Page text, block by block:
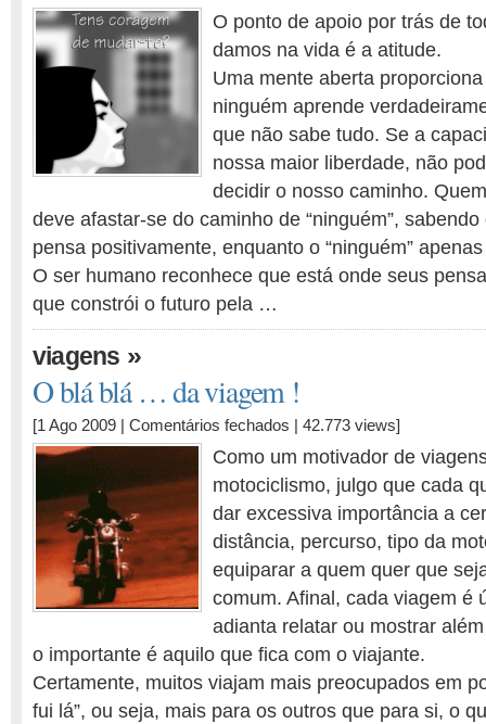
para
mudar!
O ponto de apoio por trás de
damos na vida é a atitude.
Uma mente aberta
ninguém aprende
que não sabe tudo. Se a
nossa maior liberdade, não
decidir o nosso caminho.
deve afastar-se do caminho de “ninguém”, sabendo
pensa positivamente, enquanto o “ninguém”
O ser humano reconhece que está onde seus
que constrói o futuro pela …
viagens »
O blá blá … da viagem !
[1 Ago 2009 | Comentários fechados em
blá
blá
…
| 42.773 views]
Como um motivador de
motociclismo, julgo que cada
dar excessiva importância a
distância, percurso, tipo da
equiparar a quem quer que
comum. Afinal, cada viagem é
adianta relatar ou mostrar
o importante é aquilo que fica com o viajante.
Certamente, muitos viajam mais preocupados em
fui lá”, ou seja, mais para os outros que para si, o